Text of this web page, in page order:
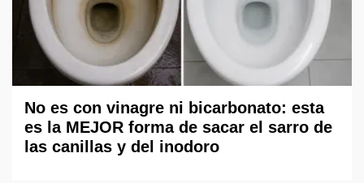
No es con vinagre ni bicarbonato: esta
es la MEJOR forma de sacar el sarro de
las canillas y del inodoro